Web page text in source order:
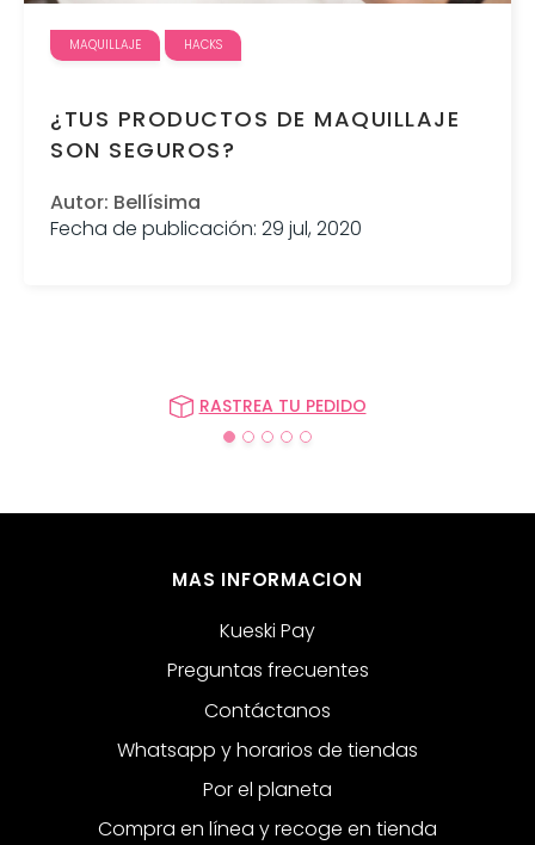
MAQUILLAJE HACKS
¿TUS PRODUCTOS DE MAQUILLAJE
SON SEGUROS?
Autor: Bellísima
Fecha de publicación: 29 jul, 2020
RASTREA TU PEDIDO
MAS INFORMACION
Kueski Pay
Preguntas frecuentes
Contáctanos
Whatsapp y horarios de tiendas
Por el planeta
Compra en línea y recoge en tienda